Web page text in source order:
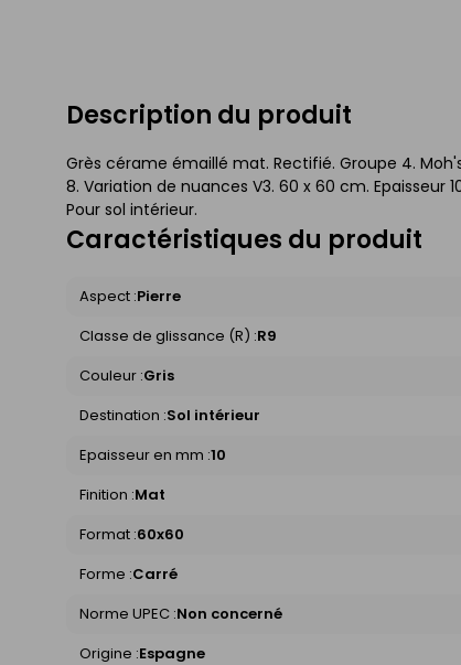
Description du produit
Grès cérame émaillé mat. Rectifié. Groupe 4.
8. Variation de nuances V3. 60 x 60 cm. Epaisseur
Pour sol intérieur.
Caractéristiques du produit
Aspect :Pierre
Classe de glissance (R) :R9
Couleur :Gris
Destination :Sol intérieur
Epaisseur en mm :10
Finition :Mat
Format :60x60
Forme :Carré
Norme UPEC :Non concerné
Origine :Espagne